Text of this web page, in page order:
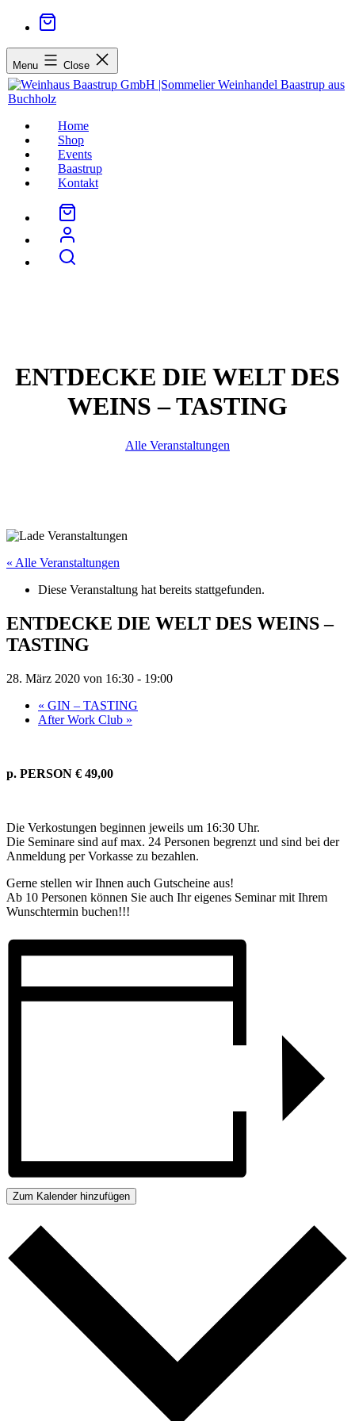
Menu Close
Home
Shop
Events
Baastrup
Kontakt
ENTDECKE DIE WELT DES
WEINS – TASTING
Alle Veranstaltungen
« Alle Veranstaltungen
Diese Veranstaltung hat bereits stattgefunden.
ENTDECKE DIE WELT DES WEINS –
TASTING
28. März 2020 von 16:30 - 19:00
« GIN – TASTING
After Work Club »
p. PERSON € 49,00
Die Verkostungen beginnen jeweils um 16:30 Uhr.
Die Seminare sind auf max. 24 Personen begrenzt und sind bei der
Anmeldung per Vorkasse zu bezahlen.
Gerne stellen wir Ihnen auch Gutscheine aus!
Ab 10 Personen können Sie auch Ihr eigenes Seminar mit Ihrem
Wunschtermin buchen!!!
Zum Kalender hinzufügen